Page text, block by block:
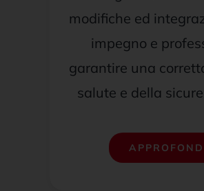
modifiche ed
impegno e
garantire una
salute e della